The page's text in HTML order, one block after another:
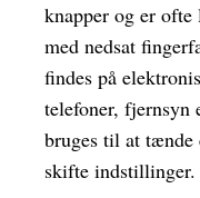
knapper og er ofte
med nedsat
findes på
telefoner, fjernsyn
bruges til at tænde
skifte indstillinger.